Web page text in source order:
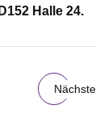
Halle 24.
Nächste